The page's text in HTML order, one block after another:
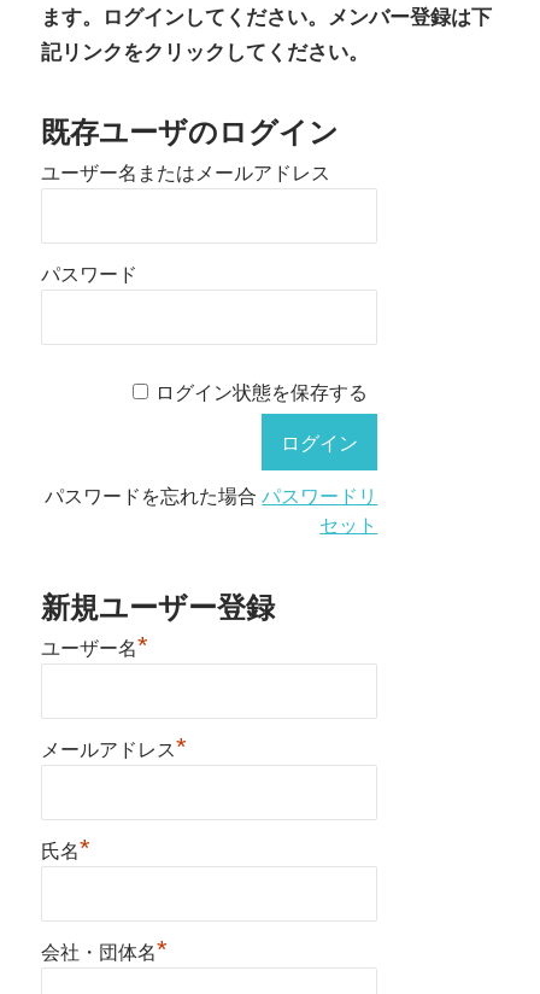
ます。ログインしてください。メンバー登録は下
記リンクをクリックしてください。
既存ユーザのログイン
ユーザー名またはメールアドレス
パスワード
ログイン状態を保存する
パスワードを忘れた場合パスワードリ
セット
新規ユーザー登録
ユーザー名*
メールアドレス*
氏名*
会社・団体名*